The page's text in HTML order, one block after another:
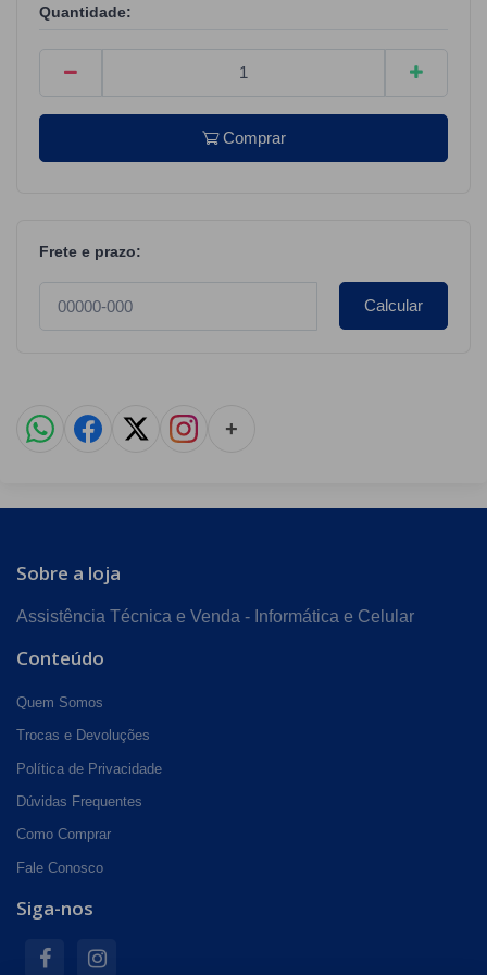
Quantidade:
Comprar
Frete e prazo:
Calcular
+
Sobre a loja
Assistência Técnica e Venda - Informática e Celular
Conteúdo
Quem Somos
Trocas e Devoluções
Política de Privacidade
Dúvidas Frequentes
Como Comprar
Fale Conosco
Siga-nos